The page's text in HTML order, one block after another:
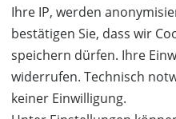
Ihre IP, werden
bestätigen Sie, dass wir
speichern dürfen. Ihre
widerrufen. Technisch
keiner Einwilligung.
Vergangene